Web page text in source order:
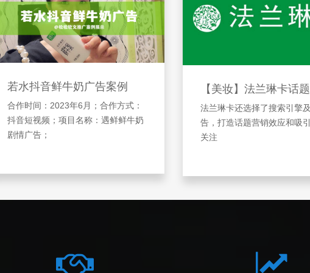
若水抖音鲜牛奶广告案例
合作时间：2023年6月；合作方式：
抖音短视频；项目名称：遇鲜鲜牛奶
剧情广告；
【美妆】法兰琳卡话
法兰琳卡还选择了搜索引擎
告，打造话题营销效应和吸
关注